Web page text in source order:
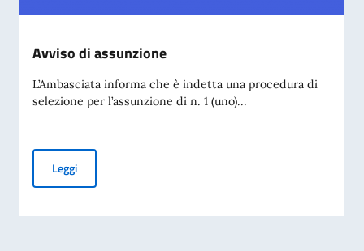
Avviso di assunzione
L’Ambasciata informa che è indetta una procedura di
selezione per l’assunzione di n. 1 (uno)...
LeggiAvviso di assunzione